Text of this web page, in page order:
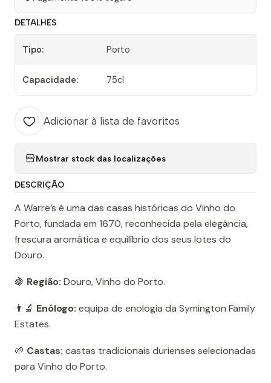
DETALHES
Tipo: Porto
Capacidade: 75cl
Adicionar à lista de favoritos
Mostrar stock das localizações
DESCRIÇÃO
A Warre’s é uma das casas históricas do Vinho do
Porto, fundada em 1670, reconhecida pela elegância,
frescura aromática e equilíbrio dos seus lotes do
Douro.
🍇 Região: Douro, Vinho do Porto.
👨‍🔬 Enólogo: equipa de enologia da Symington Family
Estates.
🌱 Castas: castas tradicionais durienses selecionadas
para Vinho do Porto.